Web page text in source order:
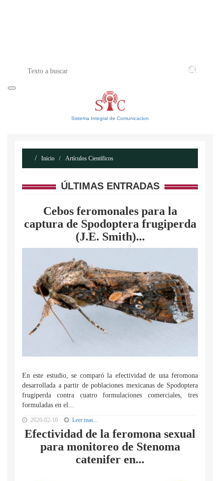
Sistema Integral de Comunicacion
Inicio Artículos Científicos
ÚLTIMAS ENTRADAS
Cebos feromonales para la
captura de Spodoptera frugiperda
(J.E. Smith)...
En este estudio, se comparó la efectividad de una feromona
desarrollada a partir de poblaciones mexicanas de Spodoptera
frugiperda contra cuatro formulaciones comerciales, tres
formuladas en el...
2020-02-10 Leer mas...
Efectividad de la feromona sexual
para monitoreo de Stenoma
catenifer en...